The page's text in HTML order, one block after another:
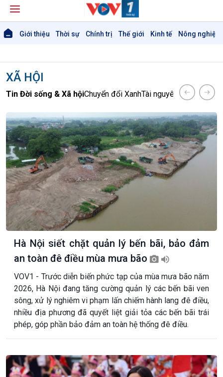
Giới thiệu Thời sự Chính trị Thế giới Kinh tế Nông nghiệp
XÃ HỘI
Tin Đời sống & Xã hộiChuyển đổi XanhTài nguyên và Môi
Hà Nội siết chặt quản lý bến bãi, bảo đảm
an toàn đê điều mùa mưa bão
VOV1 - Trước diễn biến phức tạp của mùa mưa bão năm
2026, Hà Nội đang tăng cường quản lý các bến bãi ven
sông, xử lý nghiêm vi phạm lấn chiếm hành lang đê điều,
nhiều địa phương đã quyết liệt giải tỏa các bến bãi trái
phép, góp phần bảo đảm an toàn hệ thống đê điều.